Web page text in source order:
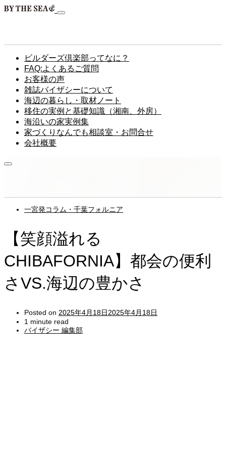
ビルダーズ倶楽部ってなに？
FAQ:よくあるご質問
お客様の声
雑誌バイザシーについて
海辺の暮らし・取材ノート
移住の実例と基礎知識（湘南、外房）
海沿いの家実例集
家づくりなんでも相談室・お問合せ
会社概要
一宮発コラム・千葉フォルニア
【笑顔溢れる
CHIBAFORNIA】都会の便利
さVS.海辺の豊かさ
Posted on 2025年4月18日2025年4月18日
1 minute read
バイザシー 編集部